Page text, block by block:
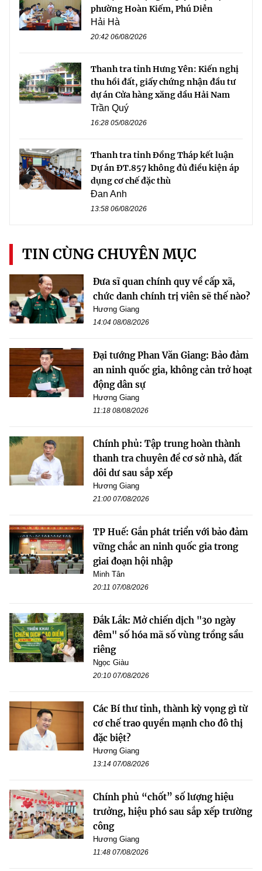
phường Hoàn Kiếm, Phú Diễn
Hải Hà
20:42 06/08/2026
Thanh tra tỉnh Hưng Yên: Kiến nghị
thu hồi đất, giấy chứng nhận đầu tư
dự án Cửa hàng xăng dầu Hải Nam
Trần Quý
16:28 05/08/2026
Thanh tra tỉnh Đồng Tháp kết luận
Dự án ĐT.857 không đủ điều kiện áp
dụng cơ chế đặc thù
Đan Anh
13:58 06/08/2026
TIN CÙNG CHUYÊN MỤC
Đưa sĩ quan chính quy về cấp xã,
chức danh chính trị viên sẽ thế nào?
Hương Giang
14:04 08/08/2026
Đại tướng Phan Văn Giang: Bảo đảm
an ninh quốc gia, không cản trở hoạt
động dân sự
Hương Giang
11:18 08/08/2026
Chính phủ: Tập trung hoàn thành
thanh tra chuyên đề cơ sở nhà, đất
dôi dư sau sắp xếp
Hương Giang
21:00 07/08/2026
TP Huế: Gắn phát triển với bảo đảm
vững chắc an ninh quốc gia trong
giai đoạn hội nhập
Minh Tân
20:11 07/08/2026
Đắk Lắk: Mở chiến dịch "30 ngày
đêm" số hóa mã số vùng trồng sầu
riêng
Ngọc Giàu
20:10 07/08/2026
Các Bí thư tỉnh, thành kỳ vọng gì từ
cơ chế trao quyền mạnh cho đô thị
đặc biệt?
Hương Giang
13:14 07/08/2026
Chính phủ “chốt” số lượng hiệu
trưởng, hiệu phó sau sắp xếp trường
công
Hương Giang
11:48 07/08/2026